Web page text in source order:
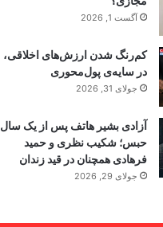
آگست 1, 2026
کم‌رنگ شدن ارزش‌های اخلاقی،
در سایه‌ی پول‌محوری
جولای 31, 2026
آزادی بشیر هاتف پس از یک سال
حبس؛ شکیب نظری و حمید
فرهادی همچنان در قید زندان
جولای 29, 2026